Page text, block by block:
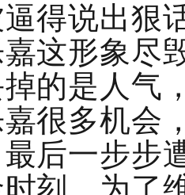
得说出狠
这形象尽
的是人气
嘉很多机
后一步步